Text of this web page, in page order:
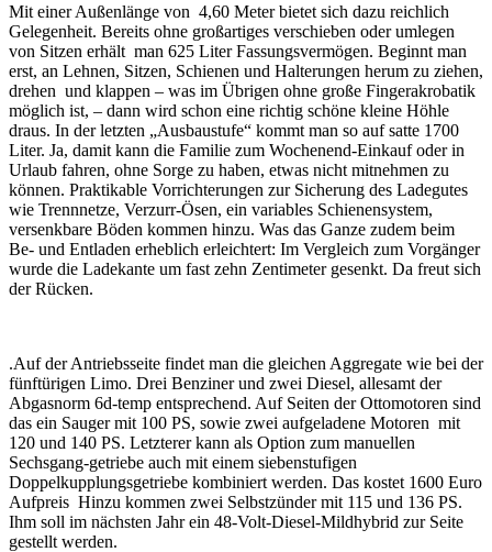
Mit einer Außenlänge von 4,60 Meter bietet sich dazu reichlich
Gelegenheit. Bereits ohne großartiges verschieben oder umlegen
von Sitzen erhält man 625 Liter Fassungsvermögen. Beginnt man
erst, an Lehnen, Sitzen, Schienen und Halterungen herum zu ziehen,
drehen und klappen – was im Übrigen ohne große Fingerakrobatik
möglich ist, – dann wird schon eine richtig schöne kleine Höhle
draus. In der letzten „Ausbaustufe“ kommt man so auf satte 1700
Liter. Ja, damit kann die Familie zum Wochenend-Einkauf oder in
Urlaub fahren, ohne Sorge zu haben, etwas nicht mitnehmen zu
können. Praktikable Vorrichterungen zur Sicherung des Ladegutes
wie Trennnetze, Verzurr-Ösen, ein variables Schienensystem,
versenkbare Böden kommen hinzu. Was das Ganze zudem beim
Be- und Entladen erheblich erleichtert: Im Vergleich zum Vorgänger
wurde die Ladekante um fast zehn Zentimeter gesenkt. Da freut sich
der Rücken.
.Auf der Antriebsseite findet man die gleichen Aggregate wie bei der
fünftürigen Limo. Drei Benziner und zwei Diesel, allesamt der
Abgasnorm 6d-temp entsprechend. Auf Seiten der Ottomotoren sind
das ein Sauger mit 100 PS, sowie zwei aufgeladene Motoren mit
120 und 140 PS. Letzterer kann als Option zum manuellen
Sechsgang-getriebe auch mit einem siebenstufigen
Doppelkupplungsgetriebe kombiniert werden. Das kostet 1600 Euro
Aufpreis Hinzu kommen zwei Selbstzünder mit 115 und 136 PS.
Ihm soll im nächsten Jahr ein 48-Volt-Diesel-Mildhybrid zur Seite
gestellt werden.